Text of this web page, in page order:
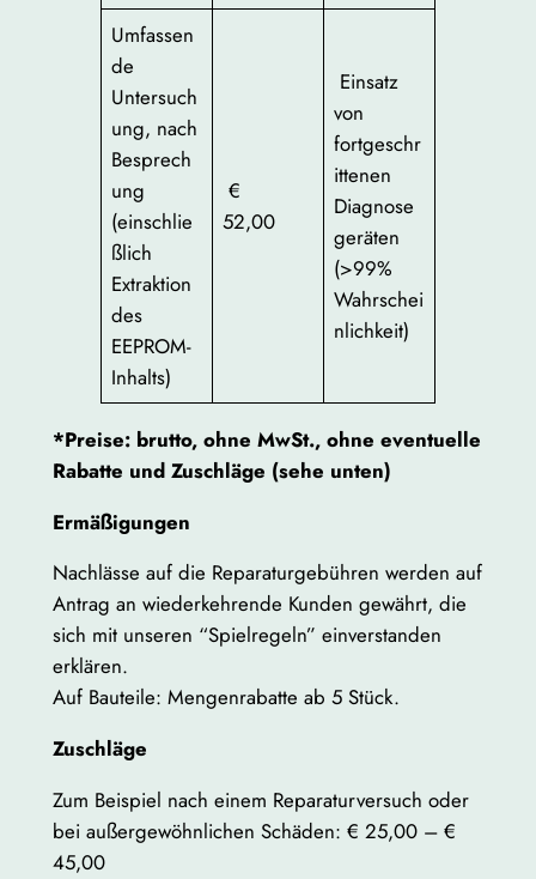
Umfassen
de
Untersuch
ung, nach
Besprech
ung
(einschlie
ßlich
Extraktion
des
EEPROM-
Inhalts)
€
52,00
Einsatz
von
fortgeschr
ittenen
Diagnose
geräten
(>99%
Wahrschei
nlichkeit)
*Preise: brutto, ohne MwSt., ohne eventuelle
Rabatte und Zuschläge (sehe unten)
Ermäßigungen
Nachlässe auf die Reparaturgebühren werden auf
Antrag an wiederkehrende Kunden gewährt, die
sich mit unseren “Spielregeln” einverstanden
erklären.
Auf Bauteile: Mengenrabatte ab 5 Stück.
Zuschläge
Zum Beispiel nach einem Reparaturversuch oder
bei außergewöhnlichen Schäden: € 25,00 – €
45,00